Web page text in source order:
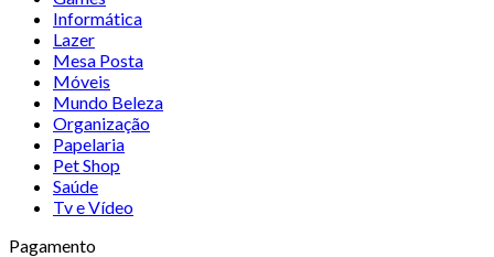
Informática
Lazer
Mesa Posta
Móveis
Mundo Beleza
Organização
Papelaria
Pet Shop
Saúde
Tv e Vídeo
Pagamento